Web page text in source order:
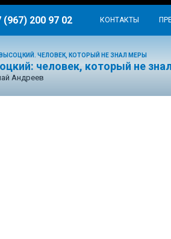
(967) 200 97 02 КОНТАКТЫ
ВЫСОЦКИЙ. ЧЕЛОВЕК, КОТОРЫЙ НЕ ЗНАЛ МЕРЫ
человек, который не
Андреев